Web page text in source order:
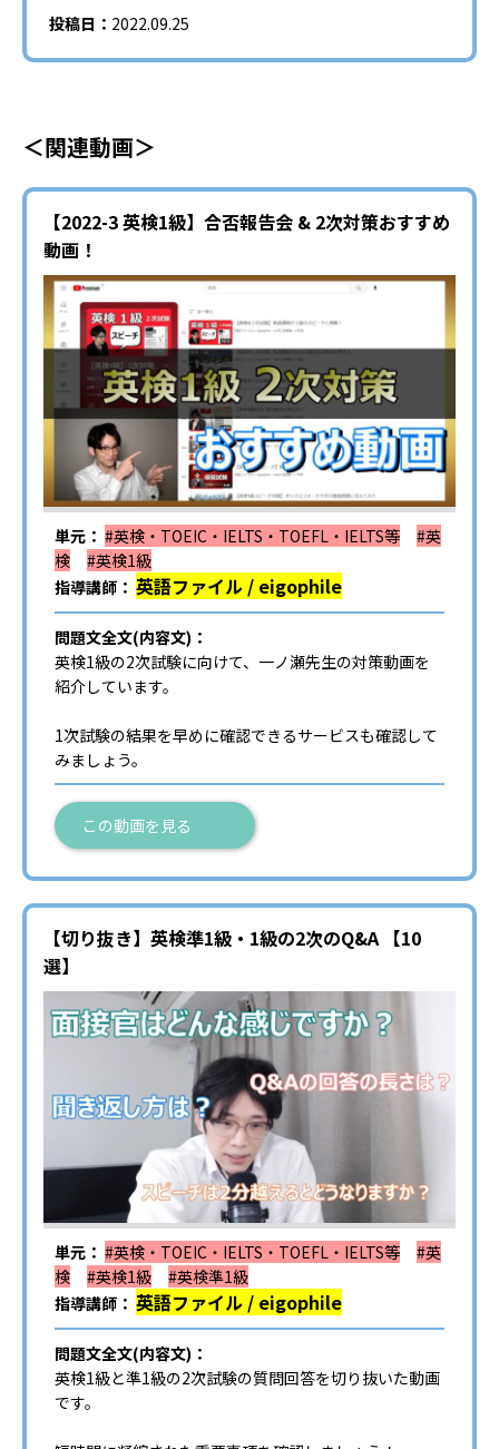
投稿日： 2022.09.25
＜関連動画＞
【2022-3 英検1級】合否報告会 & 2次対策おすすめ
動画！
単元： #英検・TOEIC・IELTS・TOEFL・IELTS等
#英
検
#英検1級
指導講師： 英語ファイル / eigophile
問題文全文(内容文)：
英検1級の2次試験に向けて、一ノ瀬先生の対策動画を
紹介しています。
1次試験の結果を早めに確認できるサービスも確認して
みましょう。
この動画を見る
【切り抜き】英検準1級・1級の2次のQ&A 【10
選】
単元： #英検・TOEIC・IELTS・TOEFL・IELTS等
#英
検
#英検1級
#英検準1級
指導講師： 英語ファイル / eigophile
問題文全文(内容文)：
英検1級と準1級の2次試験の質問回答を切り抜いた動画
です。